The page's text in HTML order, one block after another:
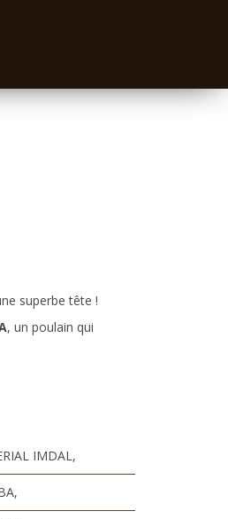
superbe tête !
, un poulain qui
IMDAL,